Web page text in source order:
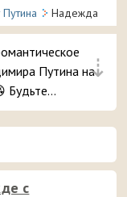
Надежда
⇣
Путина на
Будьте
❤ 👏
с